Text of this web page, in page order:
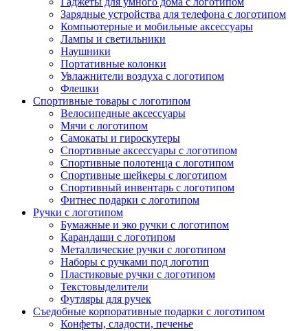
Зарядные устройства для телефона с логотипом
Компьютерные и мобильные аксессуары
Лампы и светильники
Наушники
Портативные колонки
Увлажнители воздуха с логотипом
Флешки
Спортивные товары с логотипом
Велосипедные аксессуары
Мячи с логотипом
Самокаты и гироскутеры
Спортивные аксессуары с логотипом
Спортивные полотенца с логотипом
Спортивные шейкеры с логотипом
Спортивный инвентарь с логотипом
Фитнес подарки с логотипом
Ручки с логотипом
Бумажные и эко ручки с логотипом
Карандаши с логотипом
Металлические ручки с логотипом
Наборы с ручками под логотип
Пластиковые ручки с логотипом
Текстовыделители
Футляры для ручек
Съедобные корпоративные подарки с логотипом
Конфеты, сладости, печенье